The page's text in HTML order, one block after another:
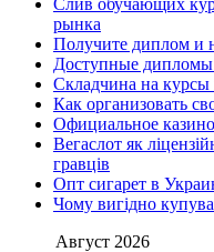
рынка
Получите диплом и
Доступные дипломы
Складчина на
Как организовать
Официальное
Вегаслот як
гравців
Опт сигарет в
Чому вигідно
Август 2026